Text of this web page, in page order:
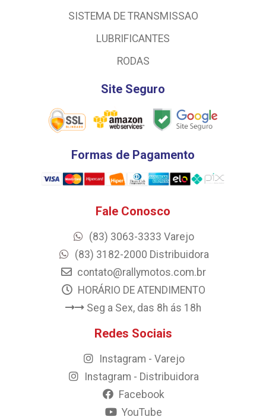
SISTEMA DE TRANSMISSAO
LUBRIFICANTES
RODAS
Site Seguro
Formas de Pagamento
Fale Conosco
(83) 3063-3333 Varejo
(83) 3182-2000 Distribuidora
contato@rallymotos.com.br
HORÁRIO DE ATENDIMENTO
Seg a Sex, das 8h ás 18h
Redes Sociais
Instagram - Varejo
Instagram - Distribuidora
Facebook
YouTube